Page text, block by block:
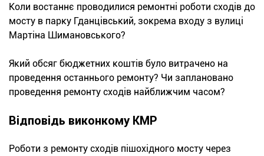
Коли востаннє проводилися ремонтні роботи сходів до
мосту в парку Гданцівський, зокрема входу з вулиці
Мартіна Шимановського?
Який обсяг бюджетних коштів було витрачено на
проведення останнього ремонту? Чи заплановано
проведення ремонту сходів найближчим часом?
Відповідь виконкому КМР
Роботи з ремонту сходів пішохідного мосту через